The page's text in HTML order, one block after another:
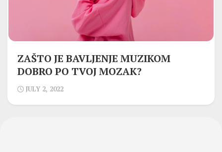
ZAŠTO JE BAVLJENJE MUZIKOM
DOBRO PO TVOJ MOZAK?
JULY 2, 2022